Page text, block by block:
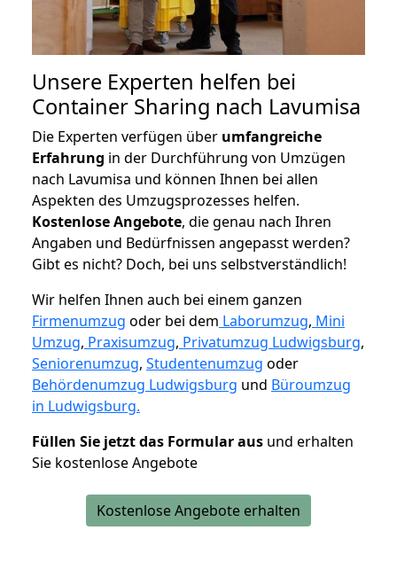
Unsere Experten helfen bei
Container Sharing nach Lavumisa
Die Experten verfügen über umfangreiche
Erfahrung in der Durchführung von Umzügen
nach Lavumisa und können Ihnen bei allen
Aspekten des Umzugsprozesses helfen.
Kostenlose Angebote, die genau nach Ihren
Angaben und Bedürfnissen angepasst werden?
Gibt es nicht? Doch, bei uns selbstverständlich!
Wir helfen Ihnen auch bei einem ganzen
Firmenumzug oder bei dem Laborumzug, Mini
Umzug, Praxisumzug, Privatumzug Ludwigsburg,
Seniorenumzug, Studentenumzug oder
Behördenumzug Ludwigsburg und Büroumzug
in Ludwigsburg.
Füllen Sie jetzt das Formular aus und erhalten
Sie kostenlose Angebote
Kostenlose Angebote erhalten